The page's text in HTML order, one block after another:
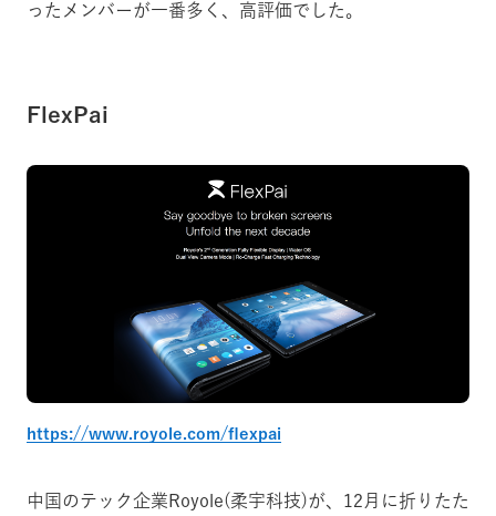
ったメンバーが一番多く、高評価でした。
FlexPai
https://www.royole.com/flexpai
中国のテック企業Royole(柔宇科技)が、12月に折りたた